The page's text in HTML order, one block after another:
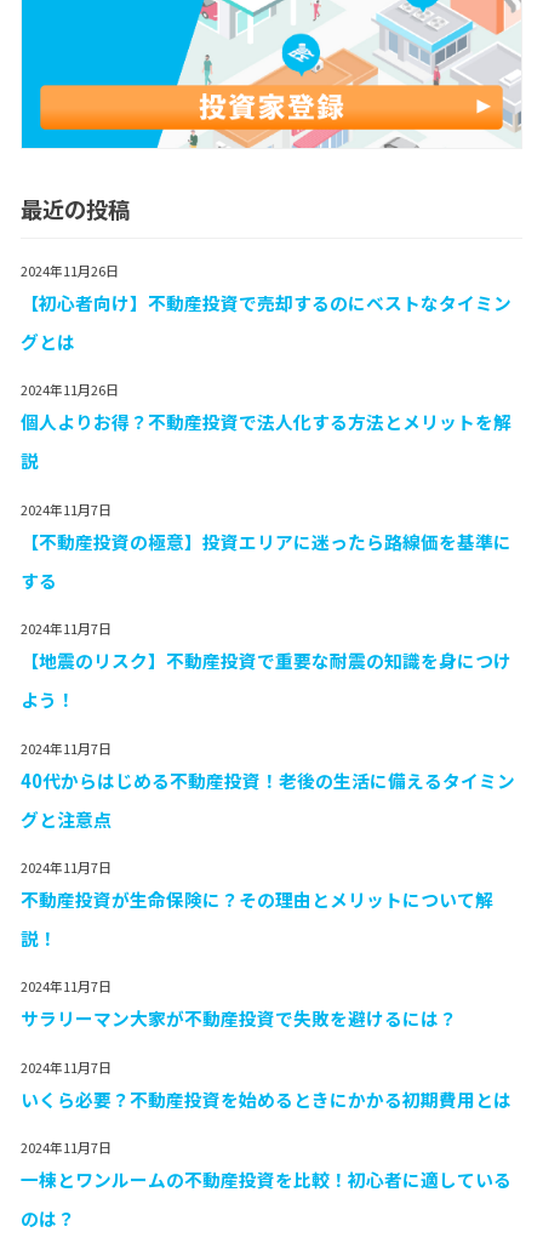
最近の投稿
2024年11月26日
【初心者向け】不動産投資で売却するのにベストなタイミン
グとは
2024年11月26日
個人よりお得？不動産投資で法人化する方法とメリットを解
説
2024年11月7日
【不動産投資の極意】投資エリアに迷ったら路線価を基準に
する
2024年11月7日
【地震のリスク】不動産投資で重要な耐震の知識を身につけ
よう！
2024年11月7日
40代からはじめる不動産投資！老後の生活に備えるタイミン
グと注意点
2024年11月7日
不動産投資が生命保険に？その理由とメリットについて解
説！
2024年11月7日
サラリーマン大家が不動産投資で失敗を避けるには？
2024年11月7日
いくら必要？不動産投資を始めるときにかかる初期費用とは
2024年11月7日
一棟とワンルームの不動産投資を比較！初心者に適している
のは？